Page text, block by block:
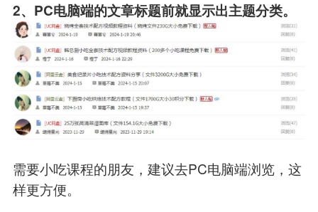
2、PC电脑端的文章标题前就显示出主题分类。
需要小吃课程的朋友，建议去PC电脑端浏览，这
样更方便。